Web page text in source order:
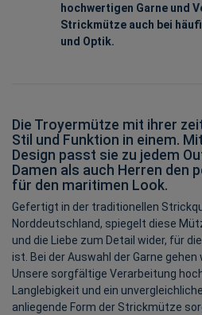
hochwertigen Garne und
Strickmütze auch bei
und Optik.
Die Troyermütze mit ihrer
Stil und Funktion in einem.
Design passt sie zu jedem
Damen als auch Herren den
für den maritimen Look.
Gefertigt in der traditionellen
Norddeutschland, spiegelt diese
und die Liebe zum Detail wider, für
ist. Bei der Auswahl der Garne gehen
Unsere sorgfältige Verarbeitung
Langlebigkeit und ein
anliegende Form der Strickmütze